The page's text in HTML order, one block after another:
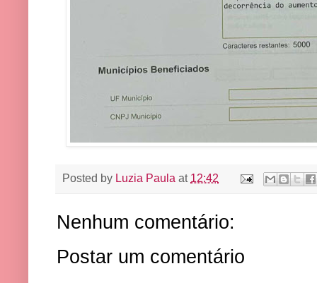
Posted by Luzia Paula at 12:42
Nenhum comentário:
Postar um comentário